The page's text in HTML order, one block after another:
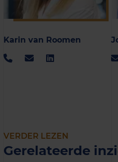
Karin van Roomen
VERDER LEZEN
Gerelateerde